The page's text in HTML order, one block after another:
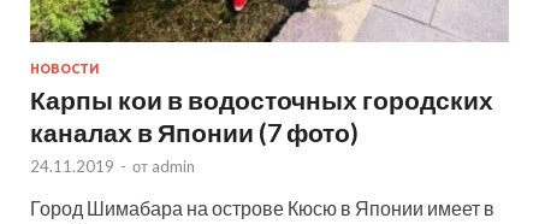
НОВОСТИ
Карпы кои в водосточных городских
каналах в Японии (7 фото)
24.11.2019 - от admin
Город Шимабара на острове Кюсю в Японии имеет в